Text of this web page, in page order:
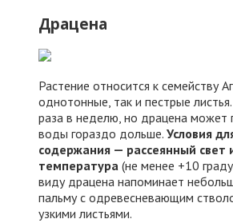
Драцена
Растение относится к семейству
однотонные, так и пестрые
раза в неделю, но драцена может
воды гораздо дольше. Условия
содержания — рассеянный свет
температура (не менее +10
виду драцена напоминает
пальму с одревесневающим
узкими листьями.